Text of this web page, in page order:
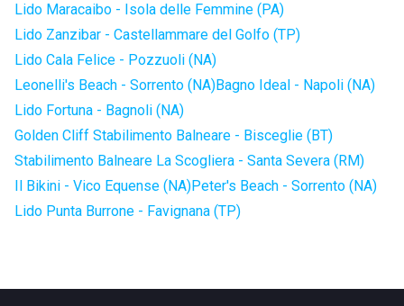
Lido Maracaibo - Isola delle Femmine (PA)
Lido Zanzibar - Castellammare del Golfo (TP)
Lido Cala Felice - Pozzuoli (NA)
Leonelli's Beach - Sorrento (NA)Bagno Ideal - Napoli (NA)
Lido Fortuna - Bagnoli (NA)
Golden Cliff Stabilimento Balneare - Bisceglie (BT)
Stabilimento Balneare La Scogliera - Santa Severa (RM)
Il Bikini - Vico Equense (NA)Peter's Beach - Sorrento (NA)
Lido Punta Burrone - Favignana (TP)